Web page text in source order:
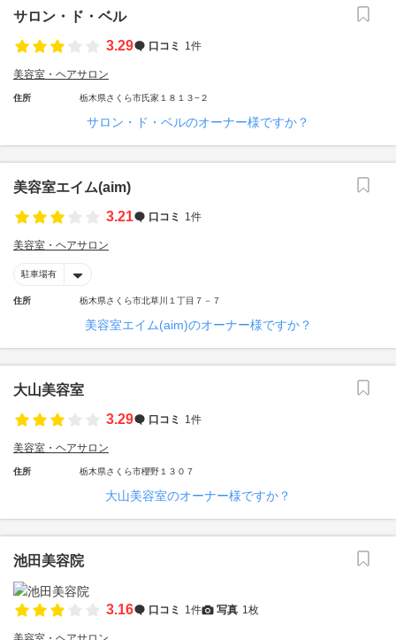
サロン・ド・ベル
3.29
口コミ 1件
美容室・ヘアサロン
住所 栃木県さくら市氏家１８１３−２
サロン・ド・ベルのオーナー様ですか？
美容室エイム(aim)
3.21
口コミ 1件
美容室・ヘアサロン
駐車場有
住所 栃木県さくら市北草川１丁目７－７
美容室エイム(aim)のオーナー様ですか？
大山美容室
3.29
口コミ 1件
美容室・ヘアサロン
住所 栃木県さくら市櫻野１３０７
大山美容室のオーナー様ですか？
池田美容院
3.16 口コミ 1件 写真 1枚